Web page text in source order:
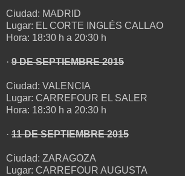
Ciudad: MADRID
Lugar: EL CORTE INGLÉS CALLAO
Hora: 18:30 h a 20:30 h
· 9 DE SEPTIEMBRE 2015
Ciudad: VALENCIA
Lugar: CARREFOUR EL SALER
Hora: 18:30 h a 20:30 h
· 11 DE SEPTIEMBRE 2015
Ciudad: ZARAGOZA
Lugar: CARREFOUR AUGUSTA